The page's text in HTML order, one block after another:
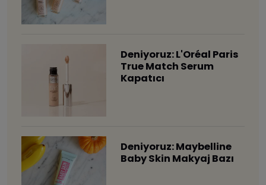
Deniyoruz: L'Oréal Paris
True Match Serum
Kapatıcı
Deniyoruz: Maybelline
Baby Skin Makyaj Bazı